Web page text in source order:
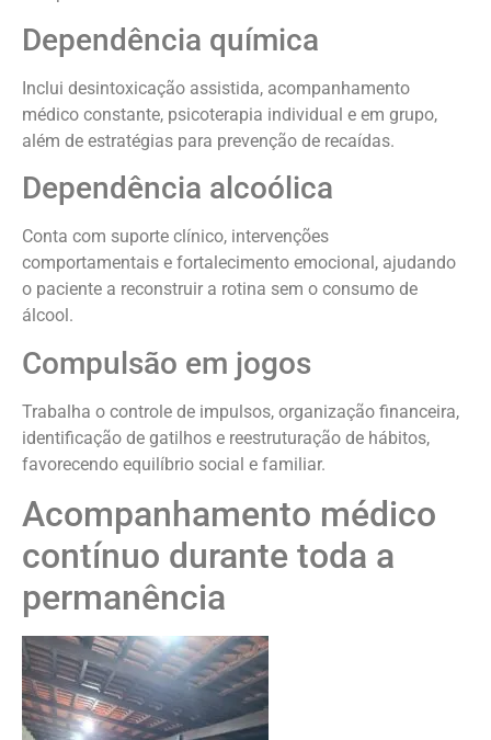
Dependência química
Inclui desintoxicação assistida, acompanhamento
médico constante, psicoterapia individual e em grupo,
além de estratégias para prevenção de recaídas.
Dependência alcoólica
Conta com suporte clínico, intervenções
comportamentais e fortalecimento emocional, ajudando
o paciente a reconstruir a rotina sem o consumo de
álcool.
Compulsão em jogos
Trabalha o controle de impulsos, organização financeira,
identificação de gatilhos e reestruturação de hábitos,
favorecendo equilíbrio social e familiar.
Acompanhamento médico
contínuo durante toda a
permanência